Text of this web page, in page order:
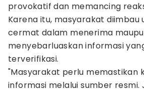
provokatif dan memancing
Karena itu, masyarakat diimbau
cermat dalam menerima
menyebarluaskan informasi
terverifikasi.
"Masyarakat perlu memastikan
informasi melalui sumber resmi.